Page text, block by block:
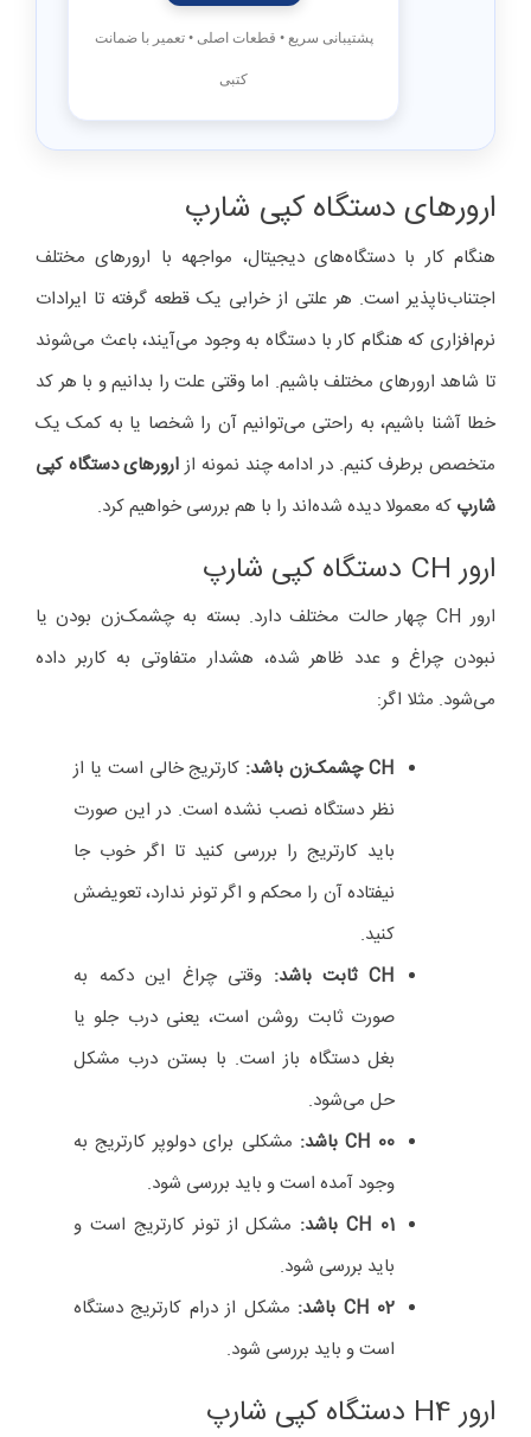
پشتیبانی سریع • قطعات اصلی • تعمیر با ضمانت
کتبی
ارورهای دستگاه کپی شارپ
هنگام کار با دستگاه‌های دیجیتال، مواجهه با ارورهای مختلف
اجتناب‌ناپذیر است. هر علتی از خرابی یک قطعه گرفته تا ایرادات
نرم‌افزاری که هنگام کار با دستگاه به وجود می‌آیند، باعث می‌شوند
تا شاهد ارورهای مختلف باشیم. اما وقتی علت را بدانیم و با هر کد
خطا آشنا باشیم، به راحتی می‌توانیم آن را شخصا یا به کمک یک
متخصص برطرف کنیم. در ادامه چند نمونه از ارورهای دستگاه کپی
شارپ که معمولا دیده شده‌اند را با هم بررسی خواهیم کرد.
ارور CH دستگاه کپی شارپ
ارور CH چهار حالت مختلف دارد. بسته به چشمک‌زن بودن یا
نبودن چراغ و عدد ظاهر شده، هشدار متفاوتی به کاربر داده
می‌شود. مثلا اگر:
CHچشمک‌زن باشد: کارتریج خالی است یا از
نظر دستگاه نصب نشده است. در این صورت
باید کارتریج را بررسی کنید تا اگر خوب جا
نیفتاده آن را محکم و اگر تونر ندارد، تعویضش
کنید.
CHثابت باشد: وقتی چراغ این دکمه به
صورت ثابت روشن است، یعنی درب جلو یا
بغل دستگاه باز است. با بستن درب مشکل
حل می‌شود.
CH 00 باشد: مشکلی برای دولوپر کارتریج به
وجود آمده است و باید بررسی شود.
CH 01 باشد: مشکل از تونر کارتریج است و
باید بررسی شود.
CH 02 باشد: مشکل از درام کارتریج دستگاه
است و باید بررسی شود.
ارور H4 دستگاه کپی شارپ